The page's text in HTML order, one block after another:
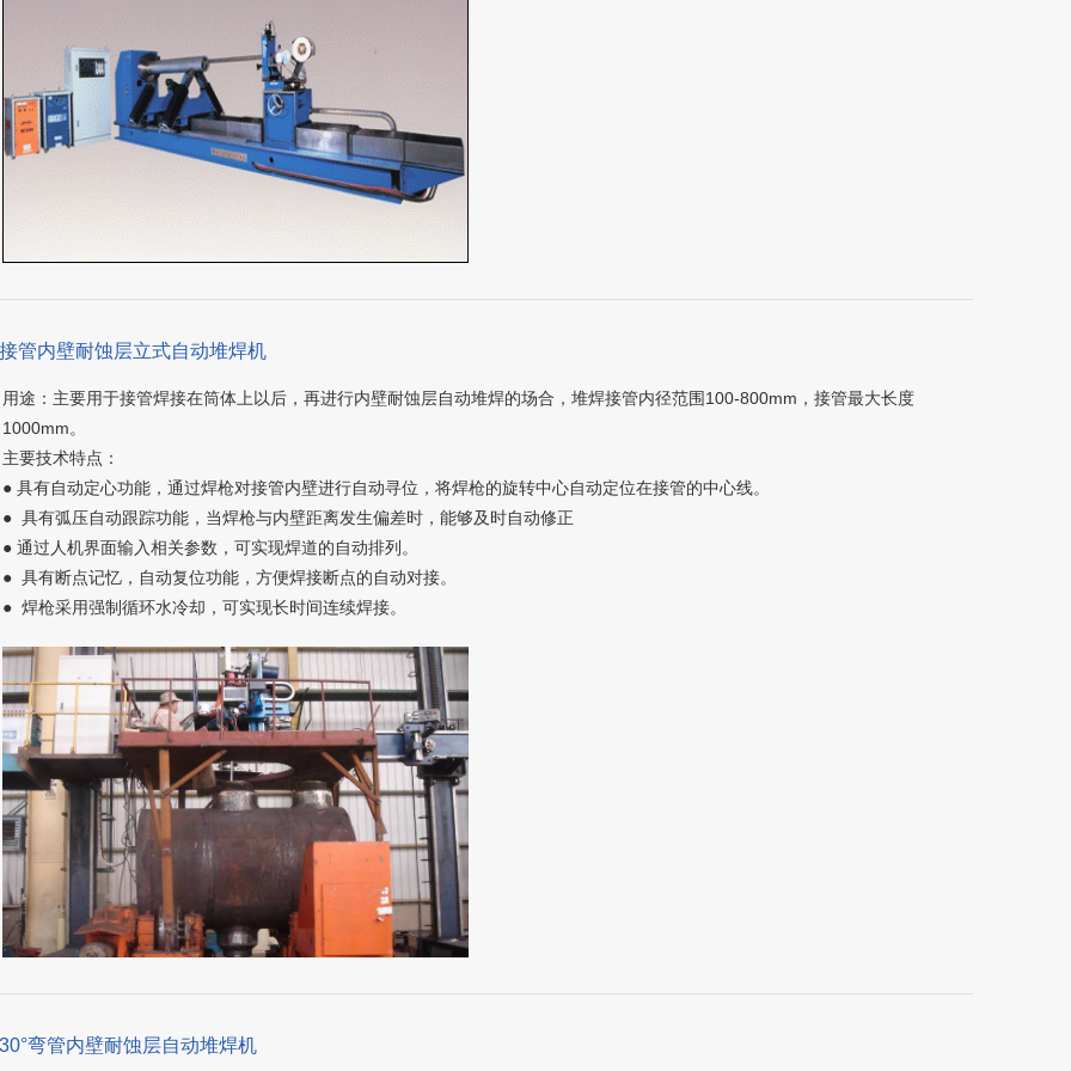
管内壁耐蚀层立式自动堆焊机
用途：主要用于接管焊接在筒体上以后，再进行内壁耐蚀层自动堆焊的场合，堆焊接管内径范围100-800mm，接管最大长度
1000mm。
主要技术特点：
● 具有自动定心功能，通过焊枪对接管内壁进行自动寻位，将焊枪的旋转中心自动定位在接管的中心线。
● 具有弧压自动跟踪功能，当焊枪与内壁距离发生偏差时，能够及时自动修正
● 通过人机界面输入相关参数，可实现焊道的自动排列。
● 具有断点记忆，自动复位功能，方便焊接断点的自动对接。
● 焊枪采用强制循环水冷却，可实现长时间连续焊接。
弯管内壁耐蚀层自动堆焊机